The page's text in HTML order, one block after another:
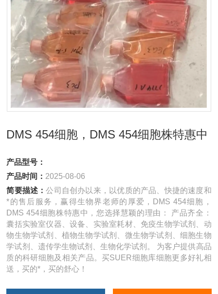
DMS 454细胞，DMS 454细胞株特惠中
产品型号：
产品时间： 2025-08-06
简要描述：公司自创办以来，以优质的产品、快捷的速度和
*的售后服务，赢得生物界老师的厚爱，DMS 454细胞，
DMS 454细胞株特惠中，您选择慧颖的理由： 产品齐全：
囊括实验室仪器、设备、实验室耗材、免疫生物学试剂、动
物生物学试剂、植物生物学试剂、微生物学试剂、细胞生物
学试剂、遗传学生物试剂、生物化学试剂。 为客户提供高品
质的科研细胞及相关产品。买SUER细胞库细胞更多好礼相
送，买的*，买的舒心！